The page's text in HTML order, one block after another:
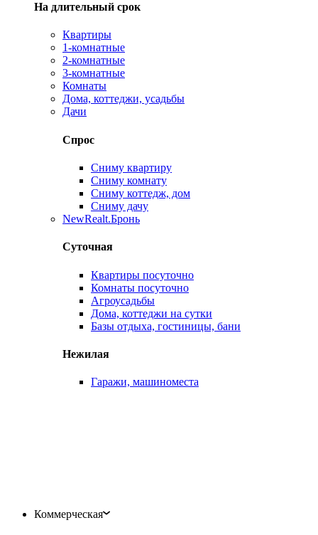
На длительный срок
Квартиры
1-комнатные
2-комнатные
3-комнатные
Комнаты
Дома, коттеджи, усадьбы
Дачи
Спрос
Сниму квартиру
Сниму комнату
Сниму коттедж, дом
Сниму дачу
NewRealt.Бронь
Суточная
Квартиры посуточно
Комнаты посуточно
Агроусадьбы
Дома, коттеджи на сутки
Базы отдыха, гостиницы, бани
Нежилая
Гаражи, машиноместа
Коммерческая